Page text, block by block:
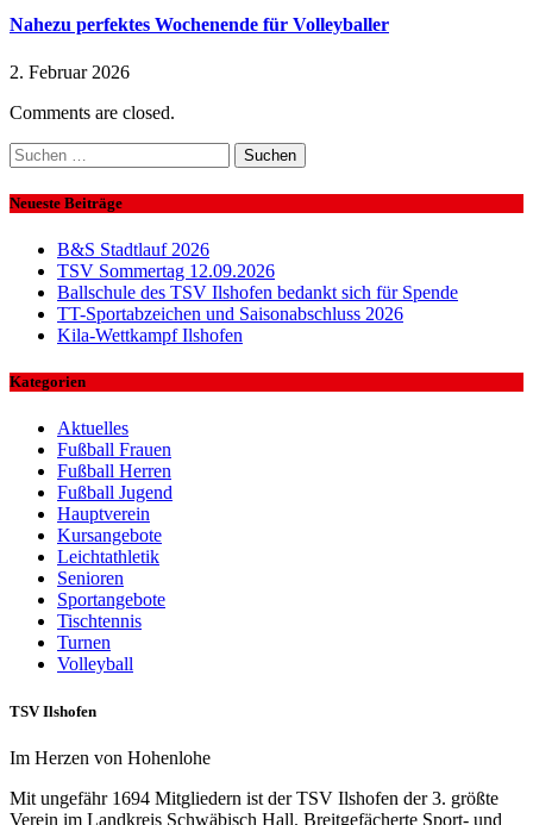
Nahezu perfektes Wochenende für Volleyballer
2. Februar 2026
Comments are closed.
Suchen
nach:
Neueste Beiträge
B&S Stadtlauf 2026
TSV Sommertag 12.09.2026
Ballschule des TSV Ilshofen bedankt sich für Spende
TT-Sportabzeichen und Saisonabschluss 2026
Kila-Wettkampf Ilshofen
Kategorien
Aktuelles
Fußball Frauen
Fußball Herren
Fußball Jugend
Hauptverein
Kursangebote
Leichtathletik
Senioren
Sportangebote
Tischtennis
Turnen
Volleyball
TSV Ilshofen
Im Herzen von Hohenlohe
Mit ungefähr 1694 Mitgliedern ist der TSV Ilshofen der 3. größte
Verein im Landkreis Schwäbisch Hall. Breitgefächerte Sport- und